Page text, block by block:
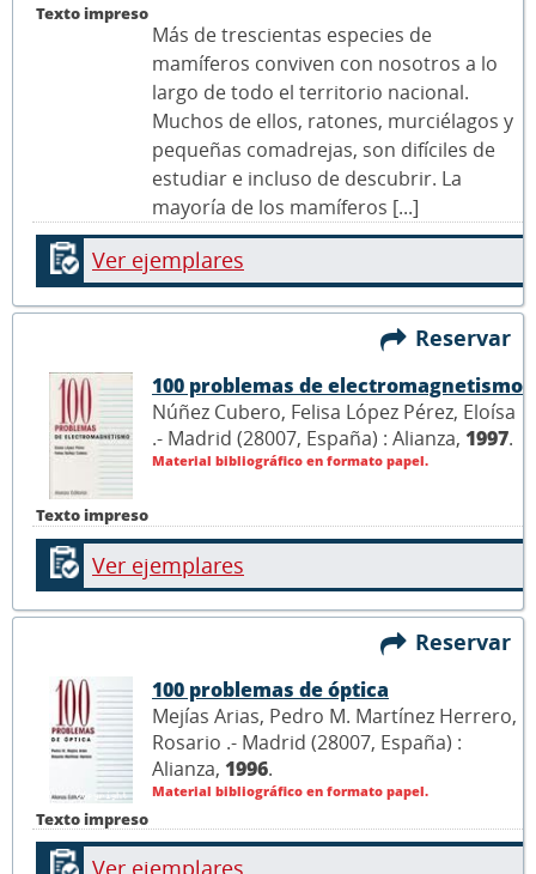
Texto impreso
Más de trescientas especies de
mamíferos conviven con nosotros a lo
largo de todo el territorio nacional.
Muchos de ellos, ratones, murciélagos y
pequeñas comadrejas, son difíciles de
estudiar e incluso de descubrir. La
mayoría de los mamíferos [...]
Ver ejemplares
Reservar
Texto impreso
100 problemas de electromagnetismo
Núñez Cubero, Felisa López Pérez, Eloísa
.- Madrid (28007, España) : Alianza, 1997.
Material bibliográfico en formato papel.
Ver ejemplares
Reservar
Texto impreso
100 problemas de óptica
Mejías Arias, Pedro M. Martínez Herrero,
Rosario .- Madrid (28007, España) :
Alianza, 1996.
Material bibliográfico en formato papel.
Ver ejemplares